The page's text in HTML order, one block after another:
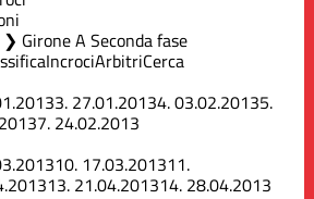
Girone A Seconda fase
IncrociArbitriCerca
3. 27.01.20134.03.02.20135.
7. 24.02.2013
10. 17.03.201311.
13. 21.04.201314. 28.04.2013